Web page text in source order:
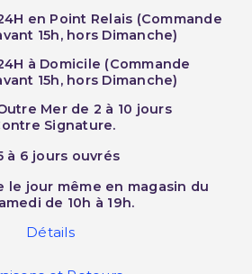
en Point Relais (Commande
15h, hors Dimanche)
à Domicile (Commande
15h, hors Dimanche)
Mer de 2 à 10 jours
Signature.
à 6 jours ouvrés
le jour même en magasin du
de 10h à 19h.
Détails